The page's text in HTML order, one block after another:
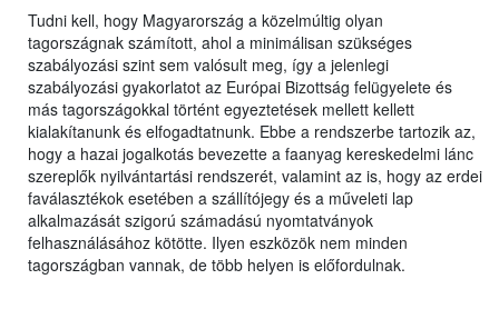
Tudni kell, hogy Magyarország a közelmúltig olyan
tagországnak számított, ahol a minimálisan szükséges
szabályozási szint sem valósult meg, így a jelenlegi
szabályozási gyakorlatot az Európai Bizottság felügyelete és
más tagországokkal történt egyeztetések mellett kellett
kialakítanunk és elfogadtatnunk. Ebbe a rendszerbe tartozik az,
hogy a hazai jogalkotás bevezette a faanyag kereskedelmi lánc
szereplők nyilvántartási rendszerét, valamint az is, hogy az erdei
faválasztékok esetében a szállítójegy és a műveleti lap
alkalmazását szigorú számadású nyomtatványok
felhasználásához kötötte. Ilyen eszközök nem minden
tagországban vannak, de több helyen is előfordulnak.